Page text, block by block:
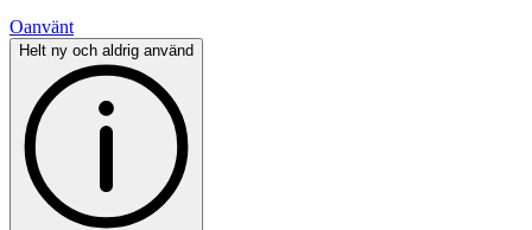
Oanvänt
Helt ny och aldrig använd